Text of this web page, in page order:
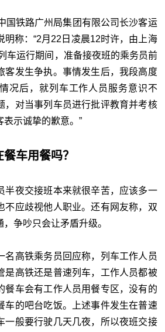
国铁路广州局集团有限公司长沙客运
明称：“2月22日凌晨12时许，由上海
车运行期间，准备接夜班的乘务员前
客发生争执。事情发生后，我段高度
况后，就列车工作人员服务意识不
，对当事列车员进行批评教育并考核
示诚挚的歉意。”
车用餐吗？
半夜交接班本来就很辛苦，应该多一
不应歧视他人职业。还有网友称，双
争吵只会让矛盾升级。
名高铁乘务员回应称，列车工作人员
是高铁还是普速列车，工作人员都被
餐车会有工作人员用餐专区，没有的
车的吧台吃饭。上述事件发生在普速
一般要行驶几天几夜，所以夜班交接